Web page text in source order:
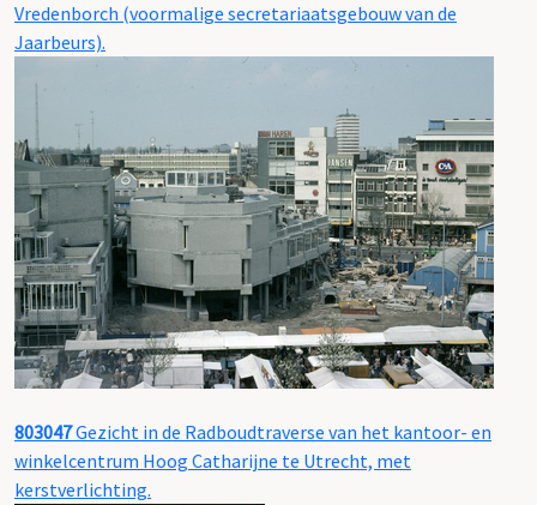
Vredenborch (voormalige secretariaatsgebouw van de
Jaarbeurs).
803047Gezicht in de Radboudtraverse van het kantoor- en
winkelcentrum Hoog Catharijne te Utrecht, met
kerstverlichting.